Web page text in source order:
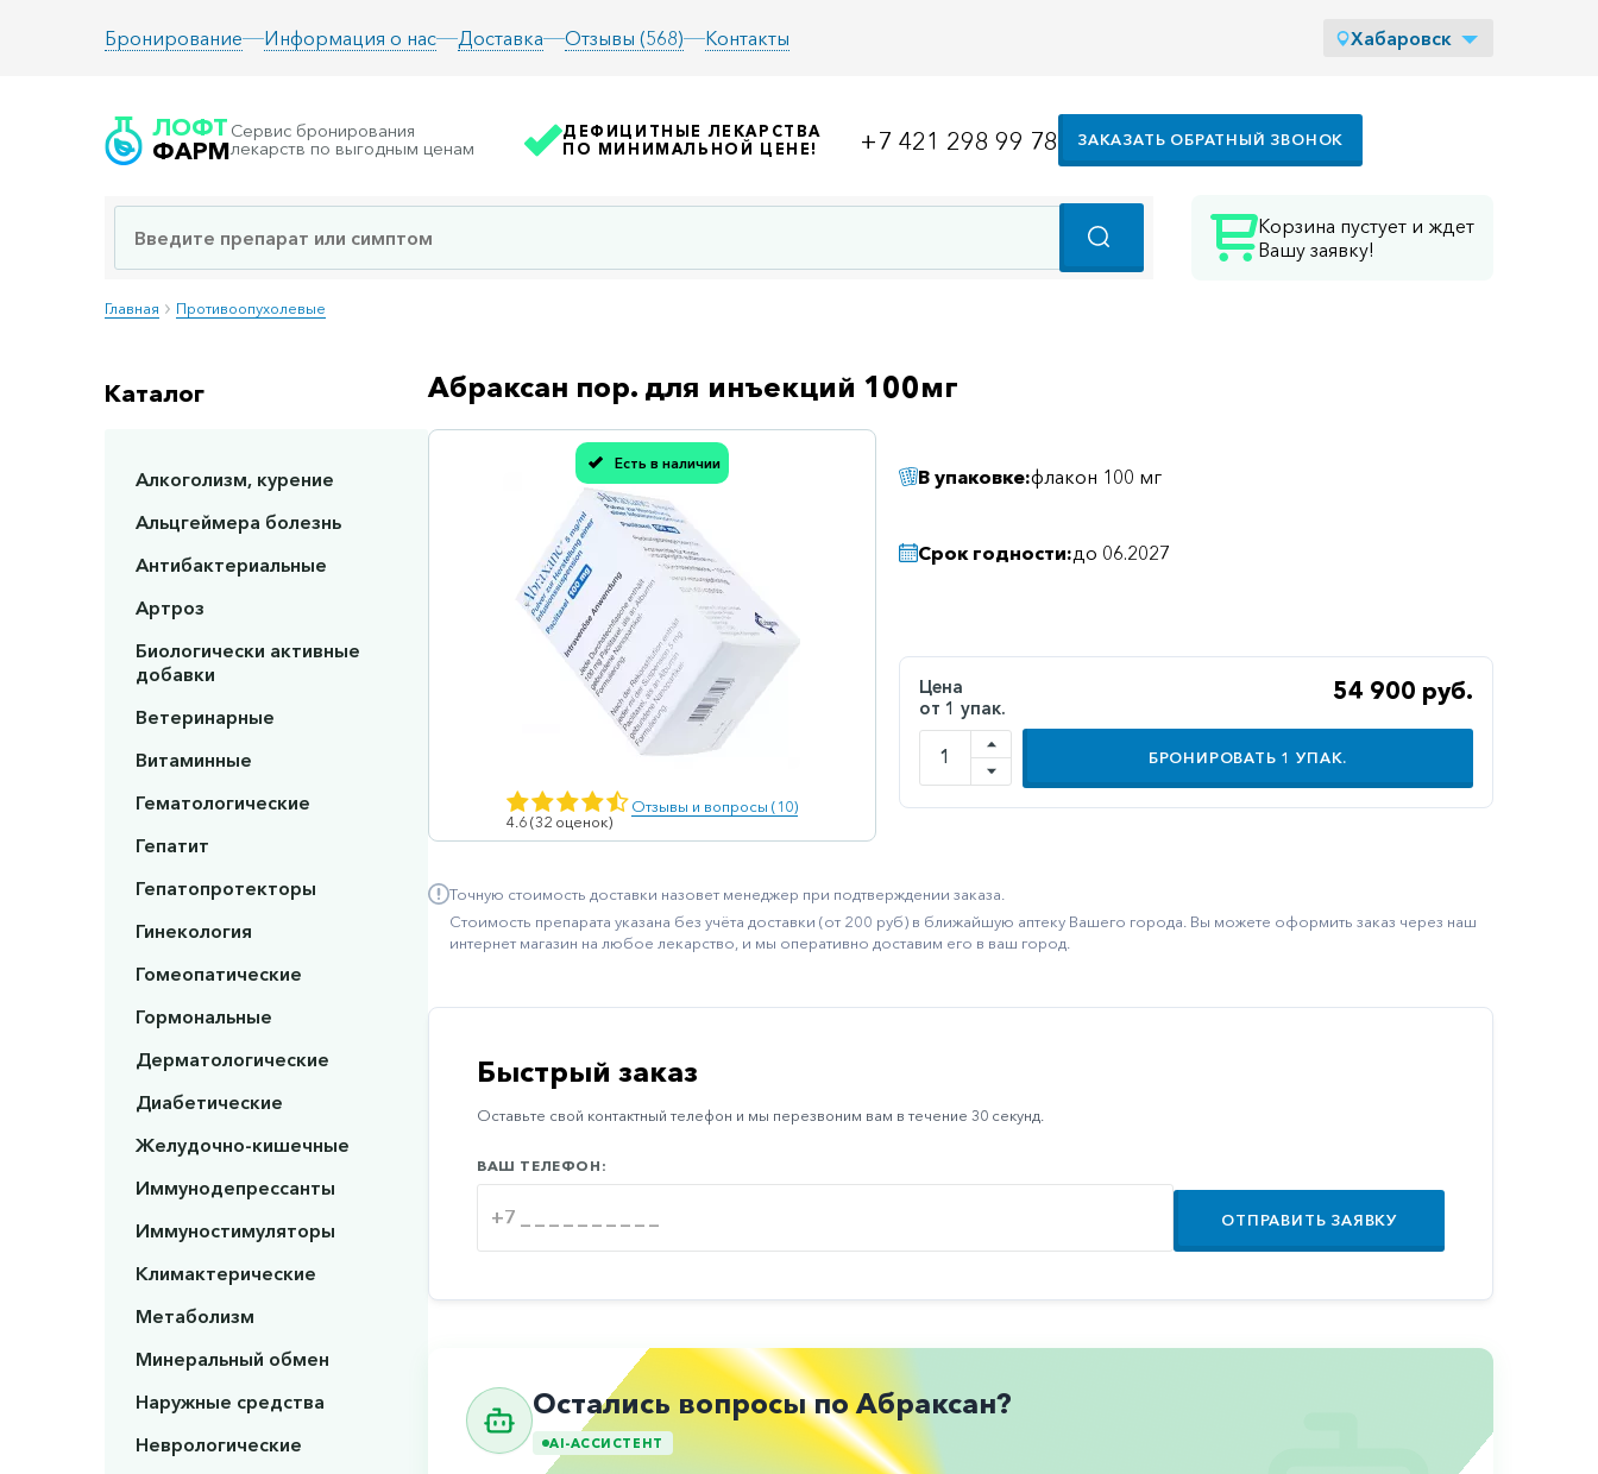
Бронирование Информация о нас Доставка Отзывы (568) Контакты Хабаровск
ЛОФТ
ФАРМ
Сервис бронирования
лекарств по выгодным ценам
Корзина пустует и ждет
Вашу заявку!
ДЕФИЦИТНЫЕ ЛЕКАРСТВА
ПО МИНИМАЛЬНОЙ ЦЕНЕ!
+7 421 298 99 78 ЗАКАЗАТЬ ОБРАТНЫЙ ЗВОНОК
Главная Противоопухолевые
Каталог
Алкоголизм, курение
Альцгеймера болезнь
Антибактериальные
Артроз
Биологически активные
добавки
Ветеринарные
Витаминные
Гематологические
Гепатит
Гепатопротекторы
Гинекология
Гомеопатические
Гормональные
Дерматологические
Диабетические
Желудочно-кишечные
Иммунодепрессанты
Иммуностимуляторы
Климактерические
Метаболизм
Минеральный обмен
Наружные средства
Неврологические
Абраксан пор. для инъекций 100мг
Есть в наличии
4.6 (32 оценок)
Отзывы и вопросы (10)
Спасибо, мы учли Вашу оценку! В упаковке:флакон 100 мг
Срок годности:до 06.2027
Цена
от 1 упак.
54 900 руб.
БРОНИРОВАТЬ 1 УПАК.
Точную стоимость доставки назовет менеджер при подтверждении заказа.
Стоимость препарата указана без учёта доставки (от 200 руб) в ближайшую аптеку Вашего города. Вы можете оформить заказ через наш
интернет магазин на любое лекарство, и мы оперативно доставим его в ваш город.
Быстрый заказ
Оставьте свой контактный телефон и мы перезвоним вам в течение 30 секунд.
ВАШ ТЕЛЕФОН:
ОТПРАВИТЬ ЗАЯВКУ
Остались вопросы по Абраксан?
AI-АССИСТЕНТ